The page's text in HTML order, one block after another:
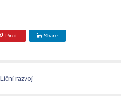
Pin it Share
Lični razvoj